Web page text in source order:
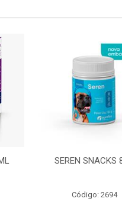
SEREN SNACKS
Código: 2694